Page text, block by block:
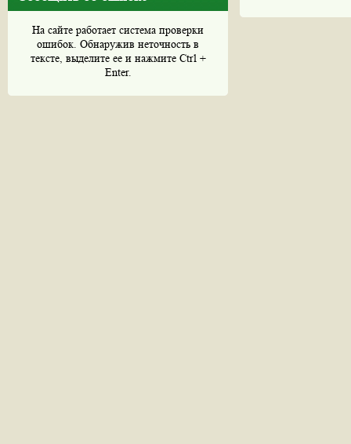
На сайте работает система проверки
ошибок. Обнаружив неточность в
тексте, выделите ее и нажмите Ctrl +
Enter.